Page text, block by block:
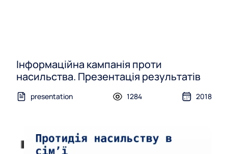
Інформаційна кампанія проти
насильства. Презентація результатів
presentation 1284 2018